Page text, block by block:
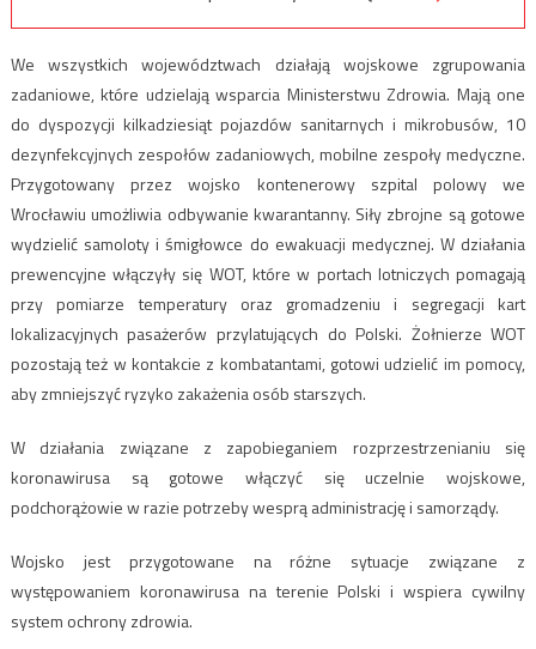
We wszystkich województwach działają wojskowe zgrupowania
zadaniowe, które udzielają wsparcia Ministerstwu Zdrowia. Mają one
do dyspozycji kilkadziesiąt pojazdów sanitarnych i mikrobusów, 10
dezynfekcyjnych zespołów zadaniowych, mobilne zespoły medyczne.
Przygotowany przez wojsko kontenerowy szpital polowy we
Wrocławiu umożliwia odbywanie kwarantanny. Siły zbrojne są gotowe
wydzielić samoloty i śmigłowce do ewakuacji medycznej. W działania
prewencyjne włączyły się WOT, które w portach lotniczych pomagają
przy pomiarze temperatury oraz gromadzeniu i segregacji kart
lokalizacyjnych pasażerów przylatujących do Polski. Żołnierze WOT
pozostają też w kontakcie z kombatantami, gotowi udzielić im pomocy,
aby zmniejszyć ryzyko zakażenia osób starszych.
W działania związane z zapobieganiem rozprzestrzenianiu się
koronawirusa są gotowe włączyć się uczelnie wojskowe,
podchorążowie w razie potrzeby wesprą administrację i samorządy.
Wojsko jest przygotowane na różne sytuacje związane z
występowaniem koronawirusa na terenie Polski i wspiera cywilny
system ochrony zdrowia.